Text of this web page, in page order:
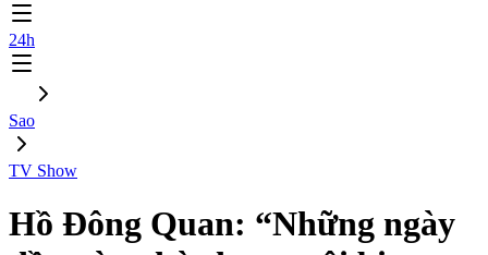
24h
Sao
TV Show
Hồ Đông Quan: “Những ngày